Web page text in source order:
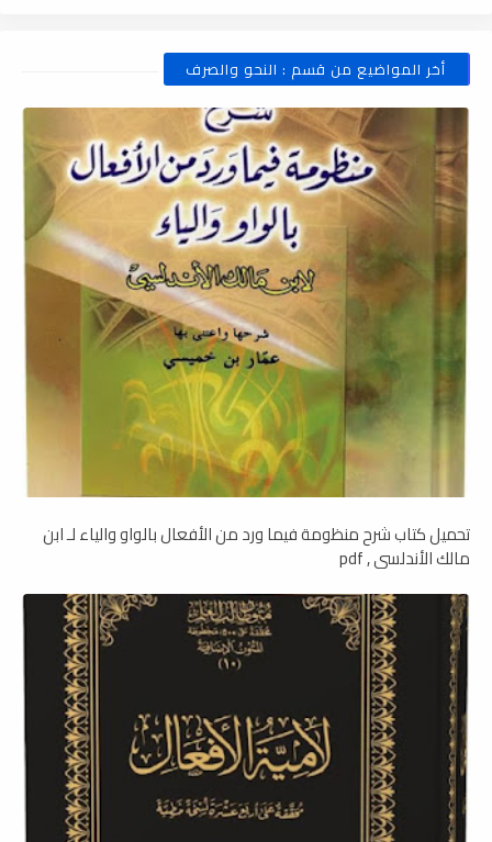
أخر المواضيع من قسم : النحو والصرف
تحميل كتاب شرح منظومة فيما ورد من الأفعال بالواو والياء لـ ابن
مالك الأندلسي , pdf